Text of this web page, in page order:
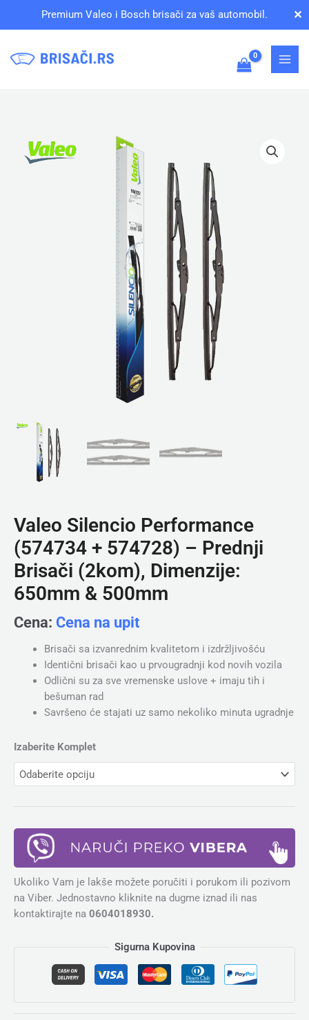
Premium Valeo i Bosch brisači za vaš automobil. ✕
Valeo Silencio Performance
(574734 + 574728) – Prednji
Brisači (2kom), Dimenzije:
650mm & 500mm
Cena: Cena na upit
Brisači sa izvanrednim kvalitetom i izdržljivošću
Identični brisači kao u prvougradnji kod novih vozila
Odlični su za sve vremenske uslove + imaju tih i
bešuman rad
Savršeno će stajati uz samo nekoliko minuta ugradnje
Izaberite Komplet
Ukoliko Vam je lakše možete poručiti i porukom ili pozivom
na Viber. Jednostavno kliknite na dugme iznad ili nas
kontaktirajte na 0604018930.
Sigurna Kupovina